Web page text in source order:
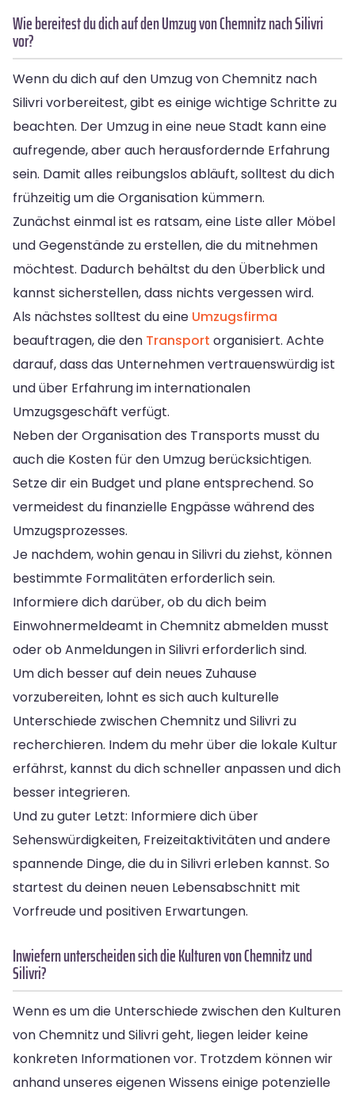
Wie bereitest du dich auf den Umzug von Chemnitz nach Silivri
vor?
Wenn du dich auf den Umzug von Chemnitz nach
Silivri vorbereitest, gibt es einige wichtige Schritte zu
beachten. Der Umzug in eine neue Stadt kann eine
aufregende, aber auch herausfordernde Erfahrung
sein. Damit alles reibungslos abläuft, solltest du dich
frühzeitig um die Organisation kümmern.
Zunächst einmal ist es ratsam, eine Liste aller Möbel
und Gegenstände zu erstellen, die du mitnehmen
möchtest. Dadurch behältst du den Überblick und
kannst sicherstellen, dass nichts vergessen wird.
Als nächstes solltest du eine Umzugsfirma
beauftragen, die den Transport organisiert. Achte
darauf, dass das Unternehmen vertrauenswürdig ist
und über Erfahrung im internationalen
Umzugsgeschäft verfügt.
Neben der Organisation des Transports musst du
auch die Kosten für den Umzug berücksichtigen.
Setze dir ein Budget und plane entsprechend. So
vermeidest du finanzielle Engpässe während des
Umzugsprozesses.
Je nachdem, wohin genau in Silivri du ziehst, können
bestimmte Formalitäten erforderlich sein.
Informiere dich darüber, ob du dich beim
Einwohnermeldeamt in Chemnitz abmelden musst
oder ob Anmeldungen in Silivri erforderlich sind.
Um dich besser auf dein neues Zuhause
vorzubereiten, lohnt es sich auch kulturelle
Unterschiede zwischen Chemnitz und Silivri zu
recherchieren. Indem du mehr über die lokale Kultur
erfährst, kannst du dich schneller anpassen und dich
besser integrieren.
Und zu guter Letzt: Informiere dich über
Sehenswürdigkeiten, Freizeitaktivitäten und andere
spannende Dinge, die du in Silivri erleben kannst. So
startest du deinen neuen Lebensabschnitt mit
Vorfreude und positiven Erwartungen.
Inwiefern unterscheiden sich die Kulturen von Chemnitz und
Silivri?
Wenn es um die Unterschiede zwischen den Kulturen
von Chemnitz und Silivri geht, liegen leider keine
konkreten Informationen vor. Trotzdem können wir
anhand unseres eigenen Wissens einige potenzielle